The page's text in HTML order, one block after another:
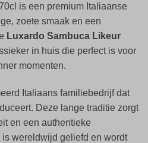
is een premium Italiaanse
zoete smaak en een
Luxardo Sambuca Likeur
in huis die perfect is voor
momenten.
Italiaans familiebedrijf dat
Deze lange traditie zorgt
en een authentieke
wereldwijd geliefd en wordt